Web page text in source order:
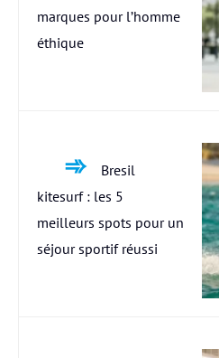
marques pour l’homme
éthique
Bresil
kitesurf : les 5
meilleurs spots pour un
séjour sportif réussi